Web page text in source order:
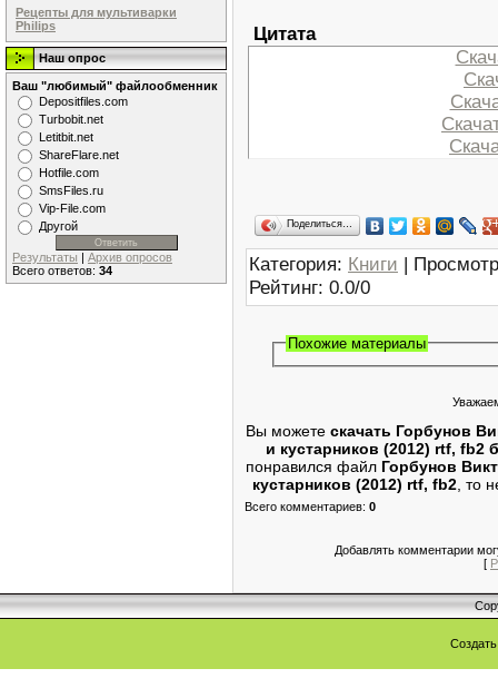
Рецепты для мультиварки
Philips
Наш опрос
Ваш "любимый" файлообменник
Dеpоsitfilеs.com
Turbobit.net
Letitbit.net
ShareFlare.net
Hotfile.com
SmsFiles.ru
Vip-File.com
Другой
Результаты | Архив опросов
Всего ответов: 34
Цитата
Поделиться…
Категория: Книги |
Рейтинг: 0.0/0
Похожие материалы
Вы можете скачать Горбунов
и кустарников (2012) rtf, fb2
понравился файл Горбунов
кустарников (2012) rtf, fb2, то
Всего комментариев: 0
Добавлять комментарии
[